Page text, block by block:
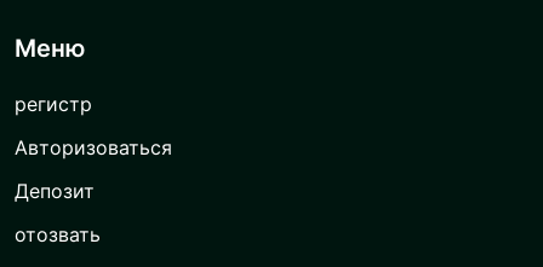
Меню
регистр
Авторизоваться
Депозит
отозвать